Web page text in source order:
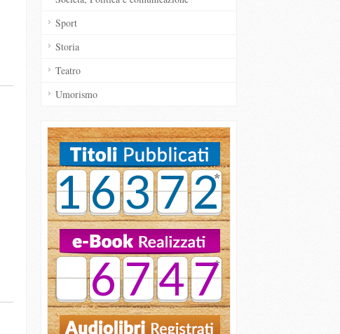
Sport
Storia
Teatro
Umorismo
16372
6747